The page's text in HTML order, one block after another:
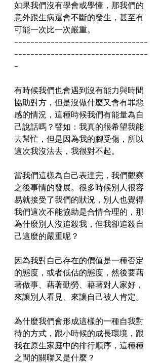
如果我們沒有學會或學懂，那我們的
意外跟生病還會不斷的發生，甚至有
可能一次比一次嚴重。
---------------------------------
---------------------------------
-
有時候我們也會遇到沒有能力與時間
協助對方，但是沒做什麼又會有罪惡
感的情況，這種時候我們有能量為自
己說話嗎？譬如：我真的很希望我能
去幫忙，但是因為我的腳受傷，所以
這次我沒法去，我很對不起。
當我們這樣為自己表達完，我們觀察
之後事情的發展。很多時候別人很容
易就接受了我們的狀況，別人也覺得
我們這次不能協助是合情合理的，那
為什麼別人沒追殺我，但我卻追殺自
己這麼的嚴重呢？
因為我對自己存在的價值是一種否定
的態度，或者低估的態度，然後要藉
著做事、藉著勤勞、藉著對人家好，
來讓別人看見、來讓自己被人肯定。
為什麼我們會形成這樣的一種自我對
待的方式，跟小時候的成長環境，跟
我在原生家庭中的排行順序，這種種
之間的關聯又是什麼？